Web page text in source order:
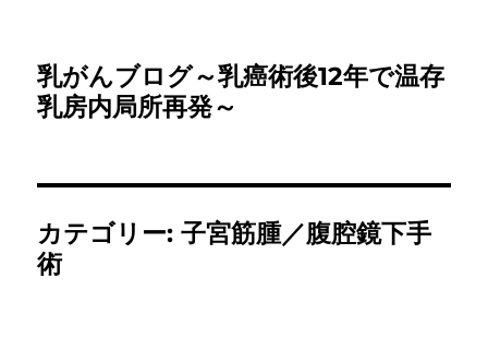
乳がんブログ～乳癌術後12年で温存
乳房内局所再発～
カテゴリー:子宮筋腫／腹腔鏡下手
術